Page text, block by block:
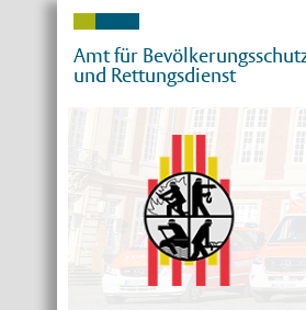
Amt für
und Rettungsdienst